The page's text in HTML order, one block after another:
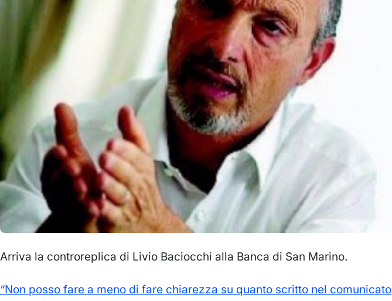
Arriva la controreplica di Livio Baciocchi alla Banca di San Marino.
“Non posso fare a meno di fare chiarezza su quanto scritto nel comunicato